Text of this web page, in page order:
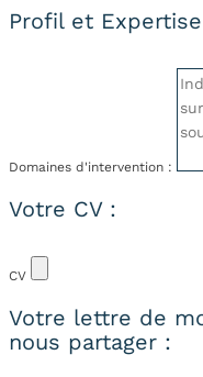
Profil et Expertise
Domaines d'intervention :
Votre CV :
CV
Votre lettre de
nous partager :